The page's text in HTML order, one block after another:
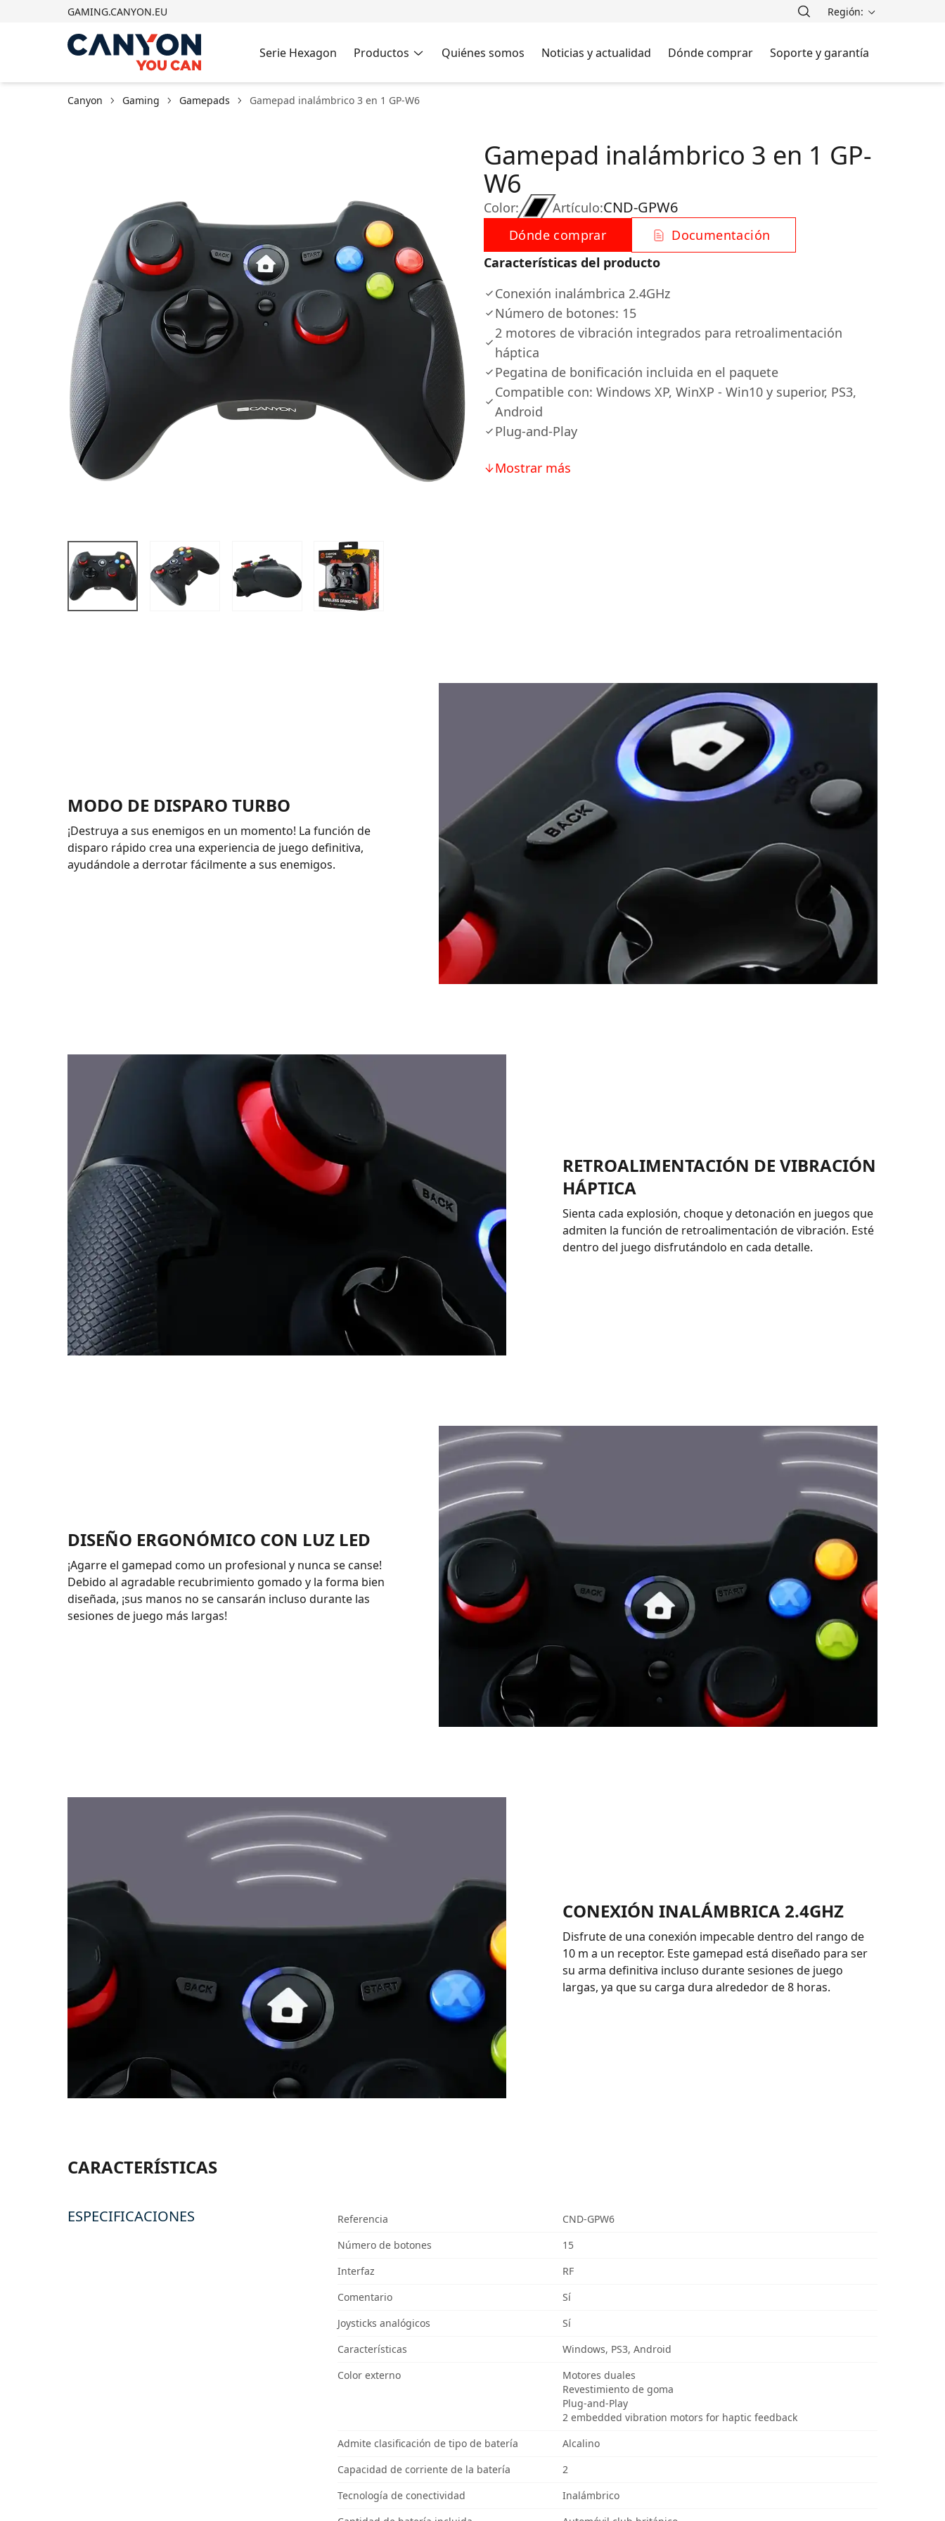
GAMING.CANYON.EU Región:
Serie Hexagon Productos Quiénes somos Noticias y actualidad Dónde comprar Soporte y garantía
Canyon Gaming Gamepads Gamepad inalámbrico 3 en 1 GP-W6
Color:
Gamepad inalámbrico 3 en 1 GP-
W6
Artículo:CND-GPW6
Dónde comprar
Documentación
Características del producto
Conexión inalámbrica 2.4GHz
Número de botones: 15
2 motores de vibración integrados para retroalimentación
háptica
Pegatina de bonificación incluida en el paquete
Compatible con: Windows XP, WinXP - Win10 y superior, PS3,
Android
Plug-and-Play
Mostrar más
MODO DE DISPARO TURBO
¡Destruya a sus enemigos en un momento! La función de
disparo rápido crea una experiencia de juego definitiva,
ayudándole a derrotar fácilmente a sus enemigos.
RETROALIMENTACIÓN DE VIBRACIÓN
HÁPTICA
Sienta cada explosión, choque y detonación en juegos que
admiten la función de retroalimentación de vibración. Esté
dentro del juego disfrutándolo en cada detalle.
DISEÑO ERGONÓMICO CON LUZ LED
¡Agarre el gamepad como un profesional y nunca se canse!
Debido al agradable recubrimiento gomado y la forma bien
diseñada, ¡sus manos no se cansarán incluso durante las
sesiones de juego más largas!
CONEXIÓN INALÁMBRICA 2.4GHZ
Disfrute de una conexión impecable dentro del rango de
10 m a un receptor. Este gamepad está diseñado para ser
su arma definitiva incluso durante sesiones de juego
largas, ya que su carga dura alrededor de 8 horas.
CARACTERÍSTICAS
ESPECIFICACIONES Referencia
CND-GPW6
Número de botones
15
Interfaz
RF
Comentario
Sí
Joysticks analógicos
Sí
Características
Windows, PS3, Android
Color externo
Motores duales
Revestimiento de goma
Plug-and-Play
2 embedded vibration motors for haptic feedback
Admite clasificación de tipo de batería
Alcalino
Capacidad de corriente de la batería
2
Tecnología de conectividad
Inalámbrico